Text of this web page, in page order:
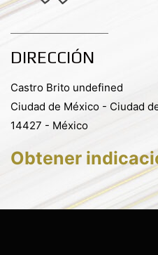
DIRECCIÓN
Castro Brito undefined
Ciudad de México - Ciudad
14427 - México
Obtener